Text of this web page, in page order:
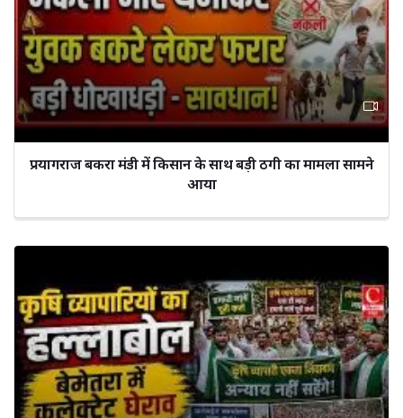
प्रयागराज बकरा मंडी में किसान के साथ बड़ी ठगी का मामला सामने
आया